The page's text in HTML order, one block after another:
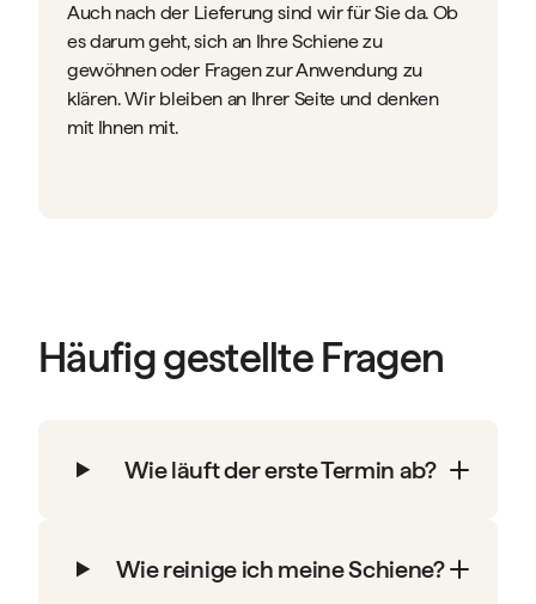
Auch nach der Lieferung sind wir für Sie da. Ob
es darum geht, sich an Ihre Schiene zu
gewöhnen oder Fragen zur Anwendung zu
klären. Wir bleiben an Ihrer Seite und denken
mit Ihnen mit.
Häufig gestellte Fragen
Wie läuft der erste Termin ab?
Wie reinige ich meine Schiene?